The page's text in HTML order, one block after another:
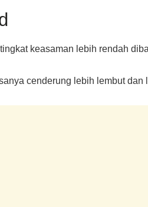
keasaman lebih rendah
cenderung lebih lembut